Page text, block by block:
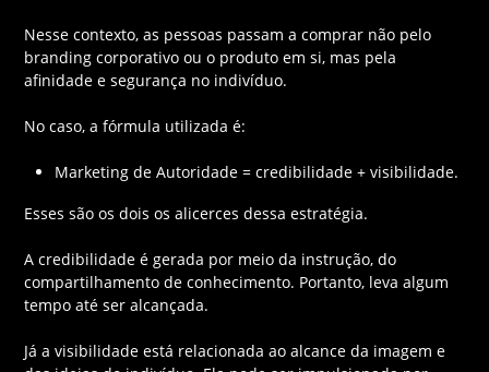
Nesse contexto, as pessoas passam a comprar não pelo
branding corporativo ou o produto em si, mas pela
afinidade e segurança no indivíduo.
No caso, a fórmula utilizada é:
Marketing de Autoridade = credibilidade + visibilidade.
Esses são os dois os alicerces dessa estratégia.
A credibilidade é gerada por meio da instrução, do
compartilhamento de conhecimento. Portanto, leva algum
tempo até ser alcançada.
Já a visibilidade está relacionada ao alcance da imagem e